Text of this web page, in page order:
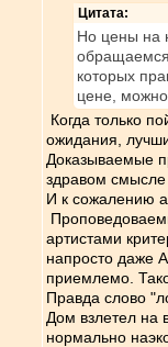
Цитата:
Но цены на
обращаемся
которых
цене,
Когда только
ожидания,
Доказываемые
здравом смысле
И к сожалению
артистами
напросто даже
приемлемо.
Правда слово
Дом взлетел на
нормально